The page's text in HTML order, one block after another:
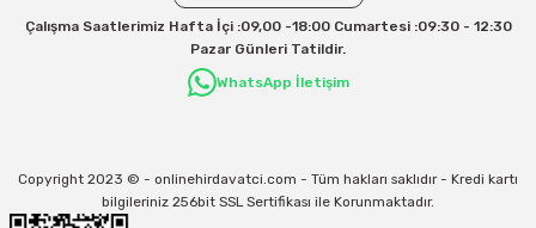
Kargo ve teslimat süreçleriyle ilgili tüm sorularınız için bizimle iletişime
31/12/2026 Tarihine Kadar Geçerlidir
Çalışma Saatlerimiz Hafta İçi :09,00 -18:00 Cumartesi :09:30 - 12:30
Pazar Günleri Tatildir.
WhatsApp İletişim
Copyright 2023 © - onlinehirdavatci.com - Tüm hakları saklıdır - Kredi kartı
bilgileriniz 256bit SSL Sertifikası ile Korunmaktadır.